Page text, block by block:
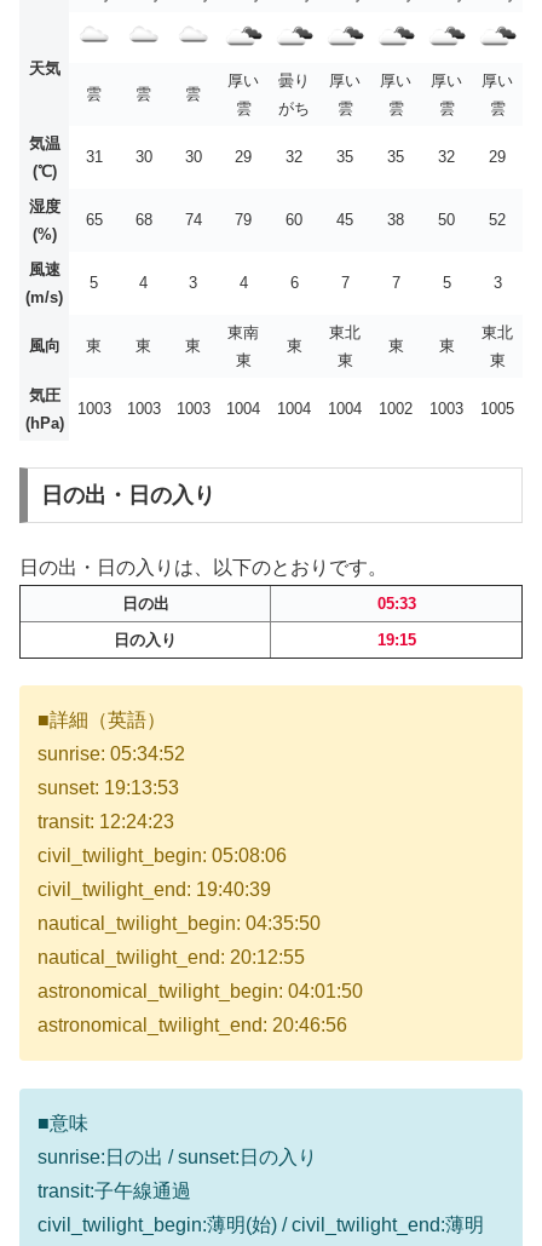
天気
雲
雲 雲
厚い
雲
曇り
がち
厚い
雲
厚い
雲
厚い
雲
厚い
雲
気温
(℃)
31 30 30 29 32 35 35 32 29
湿度
(%)
65 68 74 79 60 45 38 50 52
風速
(m/s)
5 4 3 4 6 7 7 5 3
風向 東 東 東
東南
東
東
東北
東
東 東
東北
東
気圧
(hPa)
1003 1003 1003 1004 1004 1004 1002 1003 1005
日の出・日の入り
日の出・日の入りは、以下のとおりです。
日の出
05:33
日の入り
19:15
■詳細（英語）
sunrise: 05:34:52
sunset: 19:13:53
transit: 12:24:23
civil_twilight_begin: 05:08:06
civil_twilight_end: 19:40:39
nautical_twilight_begin: 04:35:50
nautical_twilight_end: 20:12:55
astronomical_twilight_begin: 04:01:50
astronomical_twilight_end: 20:46:56
■意味
sunrise:日の出 / sunset:日の入り
transit:子午線通過
civil_twilight_begin:薄明(始) / civil_twilight_end:薄明